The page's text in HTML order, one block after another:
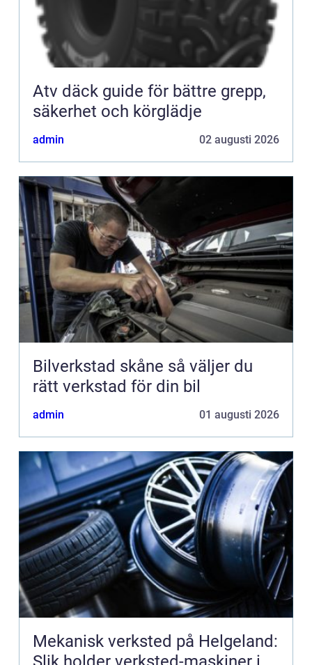
Atv däck guide för bättre grepp,
säkerhet och körglädje
admin 02 augusti 2026
Bilverkstad skåne så väljer du
rätt verkstad för din bil
admin 01 augusti 2026
Mekanisk verksted på Helgeland: